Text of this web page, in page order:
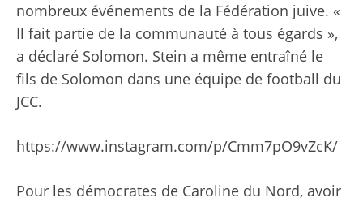
nombreux événements de la Fédération juive. «
Il fait partie de la communauté à tous égards »,
a déclaré Solomon. Stein a même entraîné le
fils de Solomon dans une équipe de football du
JCC.
https://www.instagram.com/p/Cmm7pO9vZcK/
Pour les démocrates de Caroline du Nord, avoir